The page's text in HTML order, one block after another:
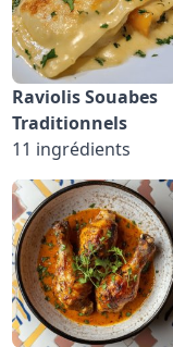
Raviolis Souabes
Traditionnels
11 ingrédients